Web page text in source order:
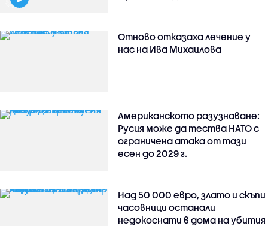
Отново отказаха лечение у
нас на Ива Михаилова
Американското разузнаване:
Русия може да тества НАТО с
ограничена атака от тази
есен до 2029 г.
Над 50 000 евро, злато и скъпи
часовници останали
недокоснати в дома на убития